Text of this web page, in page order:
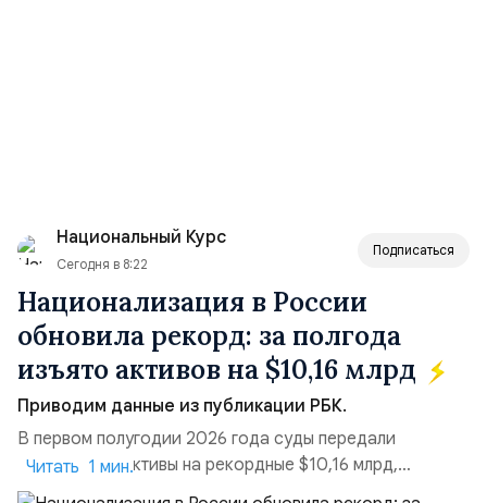
Национальный Курс
Сегодня в 8:22
Подписаться
Национализация в России
обновила рекорд: за полгода
изъято активов на $10,16 млрд
Приводим данные из публикации РБК.
В первом полугодии 2026 года суды передали
государству активы на рекордные $10,16 млрд,
подсчитали аналитики AK&M. Это в 2,5 раза больше,
Читать 1 мин.